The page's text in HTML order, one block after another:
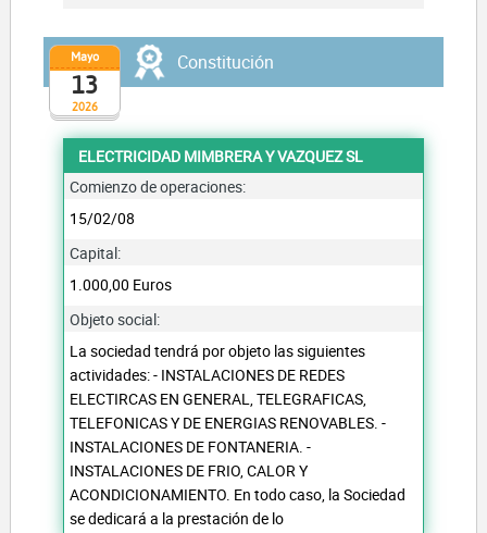
2026
Mayo
13
Constitución
ELECTRICIDAD MIMBRERA Y VAZQUEZ SL
Comienzo de operaciones:
15/02/08
Capital:
1.000,00 Euros
Objeto social:
La sociedad tendrá por objeto las siguientes
actividades: - INSTALACIONES DE REDES
ELECTIRCAS EN GENERAL, TELEGRAFICAS,
TELEFONICAS Y DE ENERGIAS RENOVABLES. -
INSTALACIONES DE FONTANERIA. -
INSTALACIONES DE FRIO, CALOR Y
ACONDICIONAMIENTO. En todo caso, la Sociedad
se dedicará a la prestación de lo